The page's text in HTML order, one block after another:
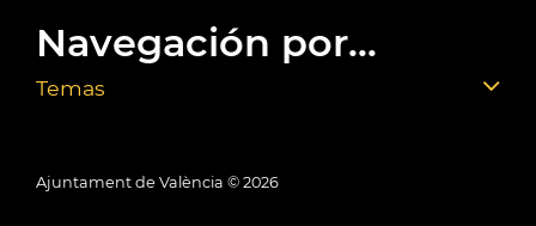
Navegación por...
Temas
Ajuntament de València © 2026